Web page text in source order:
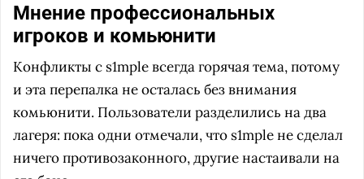
Мнение профессиональных
игроков и комьюнити
Конфликты с s1mple всегда горячая тема, потому
и эта перепалка не осталась без внимания
комьюнити. Пользователи разделились на два
лагеря: пока одни отмечали, что s1mple не сделал
ничего противозаконного, другие настаивали на